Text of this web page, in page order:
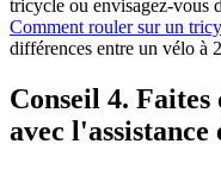
tricycle ou envisagez-vous
Comment rouler sur un
différences entre un vélo à
Conseil 4.
avec